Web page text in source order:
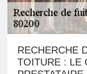
RECHERCHE
TOITURE : LE